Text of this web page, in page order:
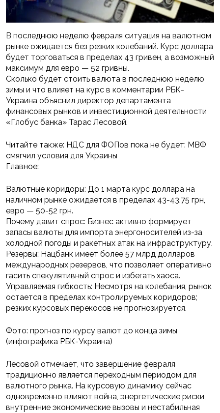
В последнюю неделю февраля ситуация на валютном
рынке ожидается без резких колебаний. Курс доллара
будет торговаться в пределах 43 гривен, а возможный
максимум для евро — 52 гривны.
Сколько будет стоить валюта в последнюю неделю
зимы и что влияет на курс в комментарии РБК-
Украина объяснил директор департамента
финансовых рынков и инвестиционной деятельности
«Глобус банка» Тарас Лесовой.
Читайте также: НДС для ФОПов пока не будет: МВФ
смягчил условия для Украины
Главное:
Валютные коридоры: До 1 марта курс доллара на
наличном рынке ожидается в пределах 43-43,75 грн,
евро — 50-52 грн.
Почему давит спрос: Бизнес активно формирует
запасы валюты для импорта энергоносителей из-за
холодной погоды и ракетных атак на инфраструктуру.
Резервы: Нацбанк имеет более 57 млрд долларов
международных резервов, что позволяет оперативно
гасить спекулятивный спрос и избегать хаоса.
Управляемая гибкость: Несмотря на колебания, рынок
остается в пределах контролируемых коридоров;
резких курсовых перекосов не прогнозируется.
Фото: прогноз по курсу валют до конца зимы
(инфографика РБК-Украина)
Лесовой отмечает, что завершение февраля
традиционно является переходным периодом для
валютного рынка. На курсовую динамику сейчас
одновременно влияют война, энергетические риски,
внутренние экономические вызовы и нестабильная